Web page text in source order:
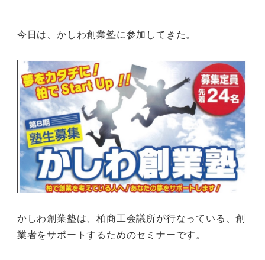
今日は、かしわ創業塾に参加してきた。
かしわ創業塾は、柏商工会議所が行なっている、創
業者をサポートするためのセミナーです。